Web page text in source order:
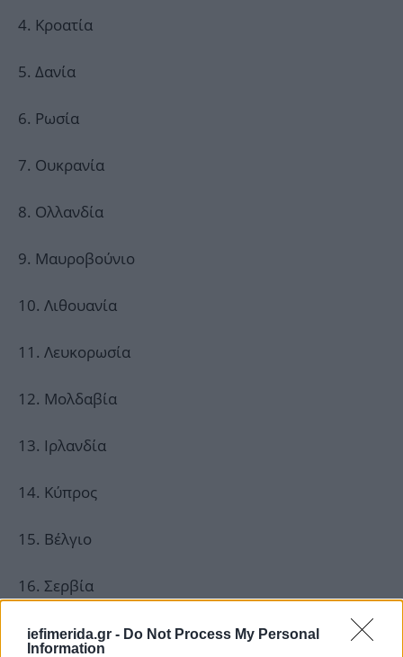
iefimerida.gr - Do Not Process My Personal
Information
4. Κροατία
5. Δανία
6. Ρωσία
7. Ουκρανία
8. Ολλανδία
9. Μαυροβούνιο
10. Λιθουανία
11. Λευκορωσία
12. Μολδαβία
13. Ιρλανδία
14. Κύπρος
15. Βέλγιο
16. Σερβία
2ος ΗΜΙΤΕΛΙΚΟΣ, ΠΕΜΠΤΗ 16 ΜΑΪΟΥ